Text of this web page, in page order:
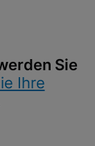
Sie
Ihre